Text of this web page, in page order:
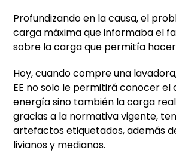
Profundizando en la causa, el
carga máxima que informaba el
sobre la carga que permitía
Hoy, cuando compre una
EE no solo le permitirá conocer el
energía sino también la carga
gracias a la normativa vigente,
artefactos etiquetados, además
livianos y medianos.